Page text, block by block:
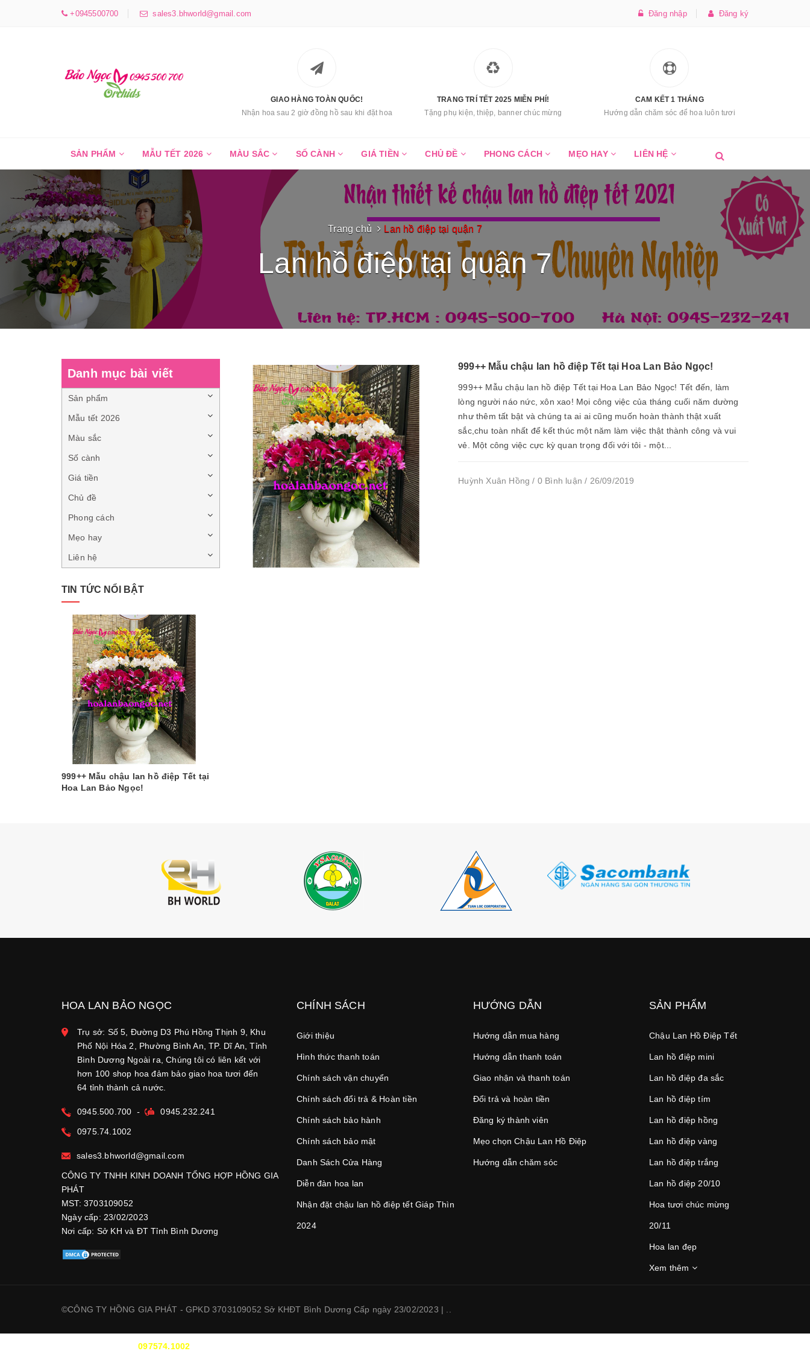
+0945500700 sales3.bhworld@gmail.com Đăng nhập Đăng ký
GIAO HÀNG TOÀN QUỐC!
Nhận hoa sau 2 giờ đồng hồ sau khi đặt hoa
TRANG TRÍ TẾT 2025 MIỄN PHÍ!
Tặng phụ kiện, thiệp, banner chúc mừng
CAM KẾT 1 THÁNG
Hướng dẫn chăm sóc để hoa luôn tươi
SẢN PHẨM MẪU TẾT 2026 MÀU SẮC SỐ CÀNH GIÁ TIỀN CHỦ ĐỀ PHONG CÁCH MẸO HAY LIÊN HỆ
Trang chủ Lan hồ điệp tại quận 7
Lan hồ điệp tại quận 7
999++ Mẫu chậu lan hồ điệp Tết tại Hoa Lan Bảo Ngọc!
999++ Mẫu chậu lan hồ điệp Tết tại Hoa Lan Bảo Ngọc! Tết đến, làm
lòng người náo nức, xôn xao! Mọi công việc của tháng cuối năm dường
như thêm tất bật và chúng ta ai ai cũng muốn hoàn thành thật xuất
sắc,chu toàn nhất để kết thúc một năm làm việc thật thành công và vui
vẻ. Một công việc cực kỳ quan trọng đối với tôi - một...
Huỳnh Xuân Hồng / 0 Bình luận / 26/09/2019
Danh mục bài viết
Sản phẩm
Mẫu tết 2026
Màu sắc
Số cành
Giá tiền
Chủ đề
Phong cách
Mẹo hay
Liên hệ
TIN TỨC NỔI BẬT
999++ Mẫu chậu lan hồ điệp Tết tại
Hoa Lan Bảo Ngọc!
HOA LAN BẢO NGỌC
Trụ sở: Số 5, Đường D3 Phú Hồng Thịnh 9, Khu
Phố Nội Hóa 2, Phường Bình An, TP. Dĩ An, Tỉnh
Bình Dương Ngoài ra, Chúng tôi có liên kết với
hơn 100 shop hoa đảm bảo giao hoa tươi đến
64 tỉnh thành cả nước.
0945.500.700 - 0945.232.241
0975.74.1002
sales3.bhworld@gmail.com
CÔNG TY TNHH KINH DOANH TỔNG HỢP HỒNG GIA
PHÁT
MST: 3703109052
Ngày cấp: 23/02/2023
Nơi cấp: Sở KH và ĐT Tỉnh Bình Dương
CHÍNH SÁCH
Giới thiệu
Hình thức thanh toán
Chính sách vận chuyển
Chính sách đổi trả & Hoàn tiền
Chính sách bảo hành
Chính sách bảo mật
Danh Sách Cửa Hàng
Diễn đàn hoa lan
Nhận đặt chậu lan hồ điệp tết Giáp Thìn
2024
HƯỚNG DẪN
Hướng dẫn mua hàng
Hướng dẫn thanh toán
Giao nhận và thanh toán
Đổi trả và hoàn tiền
Đăng ký thành viên
Mẹo chọn Chậu Lan Hồ Điệp
Hướng dẫn chăm sóc
SẢN PHẨM
Chậu Lan Hồ Điệp Tết
Lan hồ điệp mini
Lan hồ điệp đa sắc
Lan hồ điệp tím
Lan hồ điệp hồng
Lan hồ điệp vàng
Lan hồ điệp trắng
Lan hồ điệp 20/10
Hoa tươi chúc mừng
20/11
Hoa lan đẹp
Xem thêm
©CÔNG TY HỒNG GIA PHÁT - GPKD 3703109052 Sở KHĐT Bình Dương Cấp ngày 23/02/2023 |
HỖ TRỢ :097574.1002